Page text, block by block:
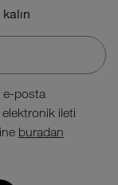
e-posta
ileti
buradan